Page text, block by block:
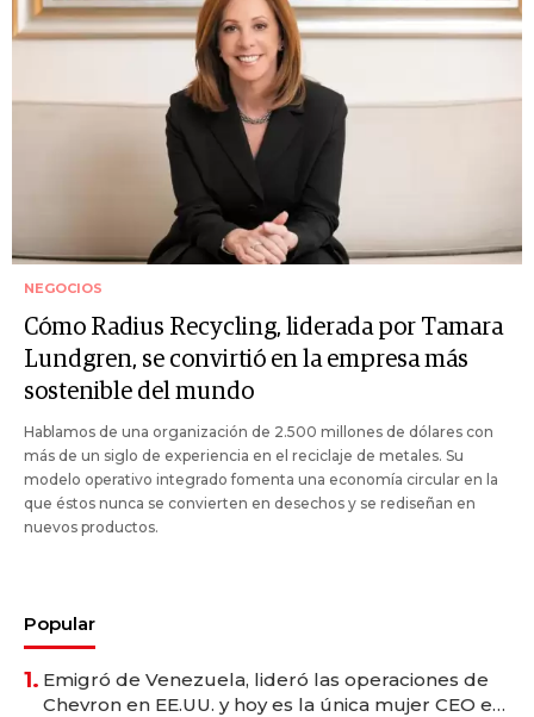
NEGOCIOS
Cómo Radius Recycling, liderada por Tamara
Lundgren, se convirtió en la empresa más
sostenible del mundo
Hablamos de una organización de 2.500 millones de dólares con
más de un siglo de experiencia en el reciclaje de metales. Su
modelo operativo integrado fomenta una economía circular en la
que éstos nunca se convierten en desechos y se rediseñan en
nuevos productos.
Popular
1. Emigró de Venezuela, lideró las operaciones de
Chevron en EE.UU. y hoy es la única mujer CEO en